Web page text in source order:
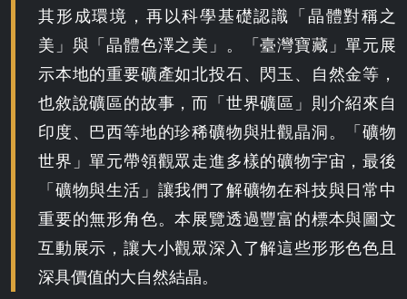
展
主
視
覺
其形成環境，再以科學基礎認識「晶體對稱之
美」與「晶體色澤之美」。「臺灣寶藏」單元展
示本地的重要礦產如北投石、閃玉、自然金等，
也敘說礦區的故事，而「世界礦區」則介紹來自
印度、巴西等地的珍稀礦物與壯觀晶洞。「礦物
世界」單元帶領觀眾走進多樣的礦物宇宙，最後
「礦物與生活」讓我們了解礦物在科技與日常中
重要的無形角色。本展覽透過豐富的標本與圖文
互動展示，讓大小觀眾深入了解這些形形色色且
深具價值的大自然結晶。